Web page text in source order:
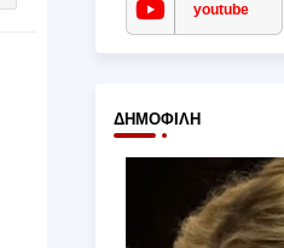
youtube
ΔΗΜΟΦΙΛΉ